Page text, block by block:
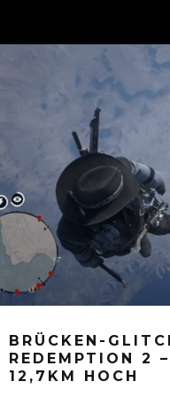
BRÜCKEN-
REDEMPTION 2
12,7KM HOCH